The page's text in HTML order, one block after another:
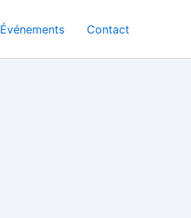
Événements Contact